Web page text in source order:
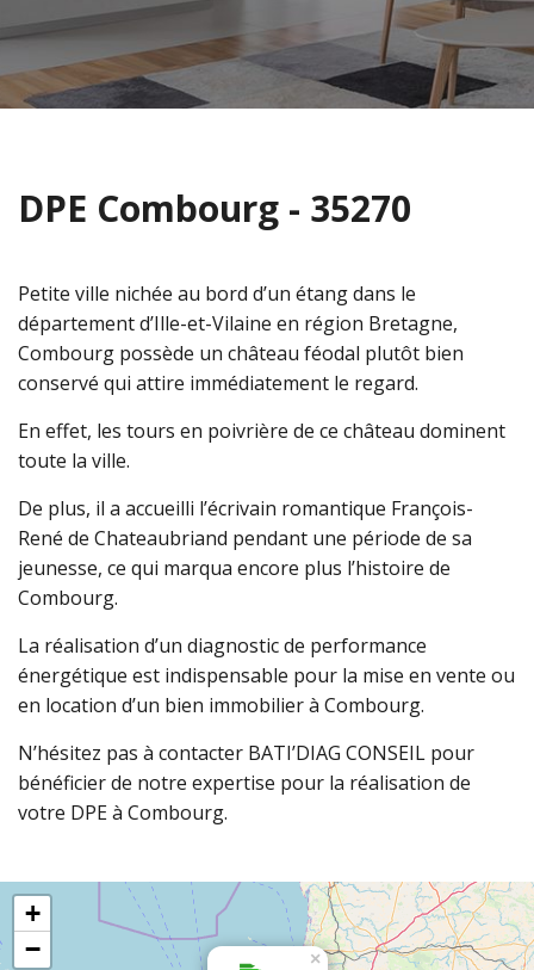
DPE Combourg - 35270
Petite ville nichée au bord d’un étang dans le
département d’Ille-et-Vilaine en région Bretagne,
Combourg possède un château féodal plutôt bien
conservé qui attire immédiatement le regard.
En effet, les tours en poivrière de ce château dominent
toute la ville.
De plus, il a accueilli l’écrivain romantique François-
René de Chateaubriand pendant une période de sa
jeunesse, ce qui marqua encore plus l’histoire de
Combourg.
La réalisation d’un diagnostic de performance
énergétique est indispensable pour la mise en vente ou
en location d’un bien immobilier à Combourg.
N’hésitez pas à contacter BATI’DIAG CONSEIL pour
bénéficier de notre expertise pour la réalisation de
votre DPE à Combourg.
×
+
−